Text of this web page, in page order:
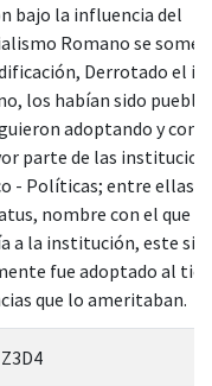
bajo la influencia del
Romano se
Derrotado el
los habían sido
adoptando y
parte de las
- Políticas; entre ellas
nombre con el que
a la institución, este
fue adoptado al
que lo ameritaban.